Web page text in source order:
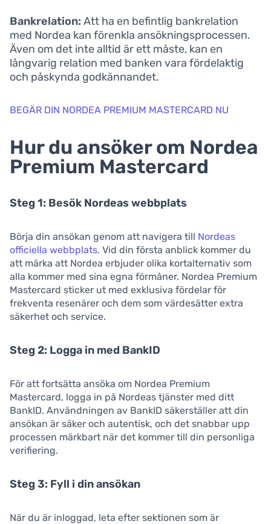
Bankrelation: Att ha en befintlig bankrelation
med Nordea kan förenkla ansökningsprocessen.
Även om det inte alltid är ett måste, kan en
långvarig relation med banken vara fördelaktig
och påskynda godkännandet.
BEGÄR DIN NORDEA PREMIUM MASTERCARD NU
Hur du ansöker om Nordea
Premium Mastercard
Steg 1: Besök Nordeas webbplats
Börja din ansökan genom att navigera till Nordeas
officiella webbplats. Vid din första anblick kommer du
att märka att Nordea erbjuder olika kortalternativ som
alla kommer med sina egna förmåner. Nordea Premium
Mastercard sticker ut med exklusiva fördelar för
frekventa resenärer och dem som värdesätter extra
säkerhet och service.
Steg 2: Logga in med BankID
För att fortsätta ansöka om Nordea Premium
Mastercard, logga in på Nordeas tjänster med ditt
BankID. Användningen av BankID säkerställer att din
ansökan är säker och autentisk, och det snabbar upp
processen märkbart när det kommer till din personliga
verifiering.
Steg 3: Fyll i din ansökan
När du är inloggad, leta efter sektionen som är